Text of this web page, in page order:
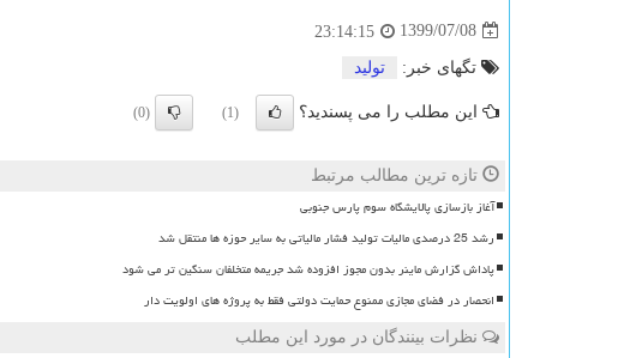
1399/07/08
23:14:15
تگهای خبر: تولید
این مطلب را می پسندید؟ (1)
(0)
تازه ترین مطالب مرتبط
آغاز بازسازی پالایشگاه سوم پارس جنوبی
رشد 25 درصدی مالیات تولید فشار مالیاتی به سایر حوزه ها منتقل شد
پاداش گزارش ماینر بدون مجوز افزوده شد جریمه متخلفان سنگین تر می شود
انحصار در فضای مجازی ممنوع حمایت دولتی فقط به پروژه های اولویت دار
نظرات بینندگان در مورد این مطلب